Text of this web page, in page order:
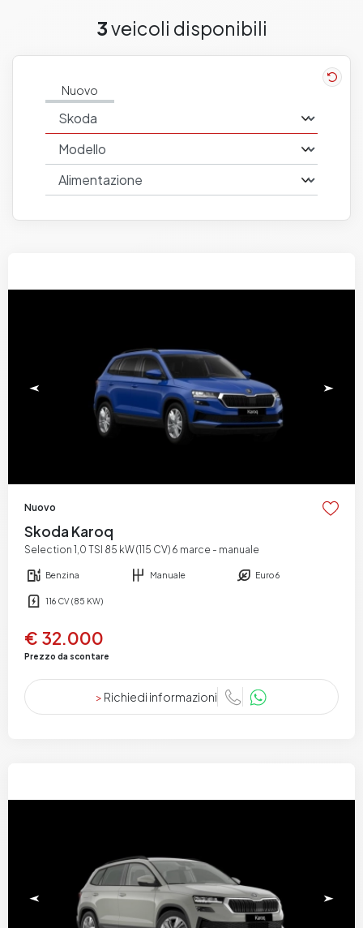
3veicoli disponibili
Nuovo
Nuovo
Skoda Karoq
Selection 1,0 TSI 85 kW (115 CV) 6 marce - manuale
Benzina Manuale Euro 6
116 CV (85 KW)
€ 32.000
Prezzo da scontare
> Richiedi informazioni